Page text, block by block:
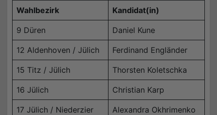
Wahlbezirk Kandidat(in)
9 Düren Daniel Kune
12 Aldenhoven / Jülich Ferdinand Engländer
15 Titz / Jülich Thorsten Koletschka
16 Jülich Christian Karp
17 Jülich / Niederzier Alexandra Okhrimenko